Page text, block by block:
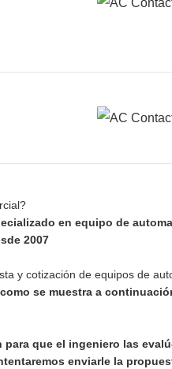
en equipo de
2007
y cotización de equipos de
se muestra a
que el ingeniero las
enviarle la